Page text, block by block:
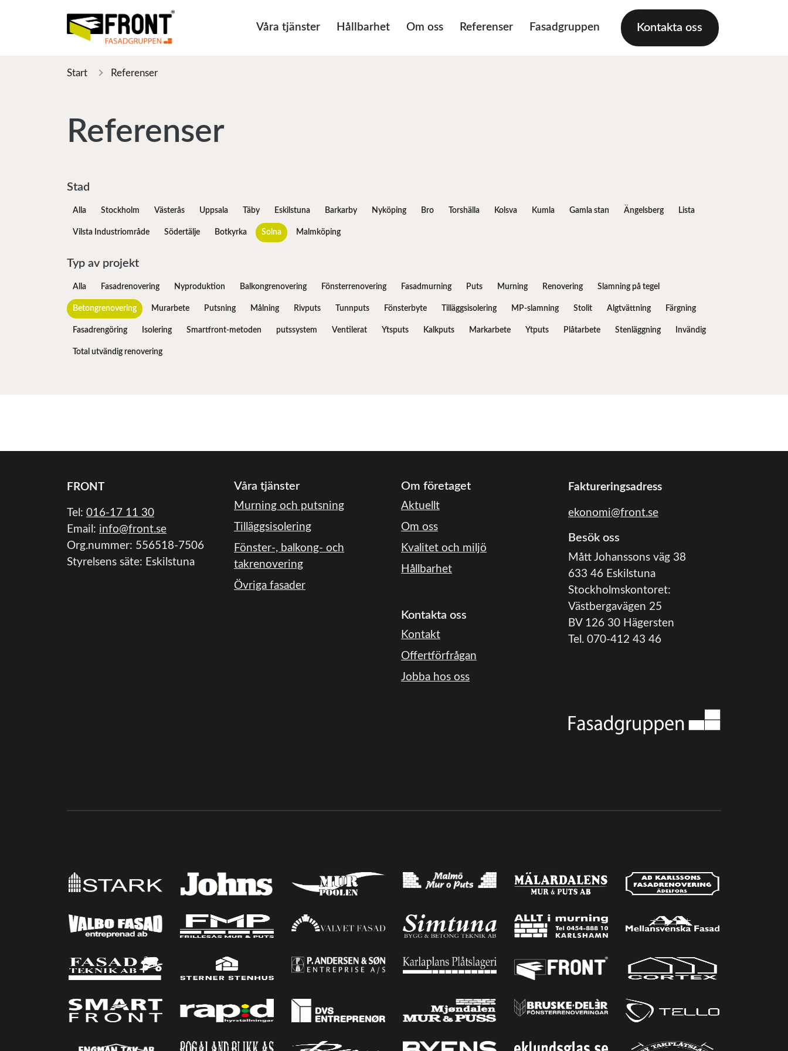
Våra tjänster Hållbarhet Om oss Referenser Fasadgruppen Kontakta oss
Start Referenser
Referenser
Stad
Alla Stockholm Västerås Uppsala Täby Eskilstuna Barkarby Nyköping Bro Torshälla Kolsva Kumla Gamla stan Ängelsberg Lista
Vilsta Industriområde Södertälje Botkyrka Solna Malmköping
Typ av projekt
Alla Fasadrenovering Nyproduktion Balkongrenovering Fönsterrenovering Fasadmurning Puts Murning Renovering Slamning på tegel
Betongrenovering Murarbete Putsning Målning Rivputs Tunnputs Fönsterbyte Tilläggsisolering MP-slamning Stolit Algtvättning Färgning
Fasadrengöring Isolering Smartfront-metoden putssystem Ventilerat Ytsputs Kalkputs Markarbete Ytputs Plåtarbete Stenläggning Invändig
Total utvändig renovering
FRONT
Tel: 016-17 11 30
Email: info@front.se
Org.nummer: 556518-7506
Styrelsens säte: Eskilstuna
Våra tjänster
Murning och putsning
Tilläggsisolering
Fönster-, balkong- och
takrenovering
Övriga fasader
Om företaget
Aktuellt
Om oss
Kvalitet och miljö
Hållbarhet
Kontakta oss
Kontakt
Offertförfrågan
Jobba hos oss
Faktureringsadress
ekonomi@front.se
Besök oss
Mått Johanssons väg 38
633 46 Eskilstuna
Stockholmskontoret:
Västbergavägen 25
BV 126 30 Hägersten
Tel. 070-412 43 46